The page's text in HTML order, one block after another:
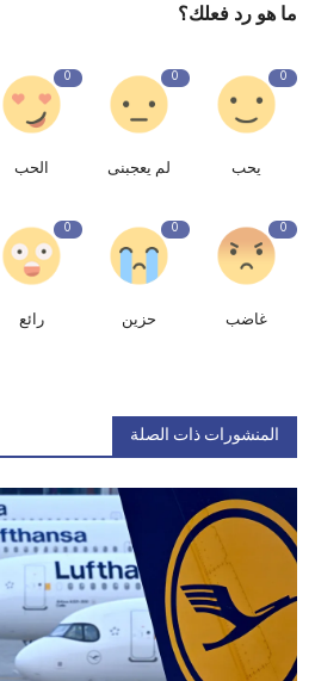
ما هو رد فعلك؟
0
يحب
0
لم يعجبنى
0
الحب
0
غاضب
0
حزين
0
رائع
المنشورات ذات الصلة